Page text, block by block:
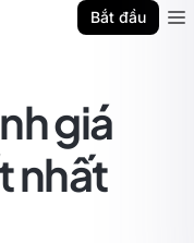
Bắt đầu
giá
nhất